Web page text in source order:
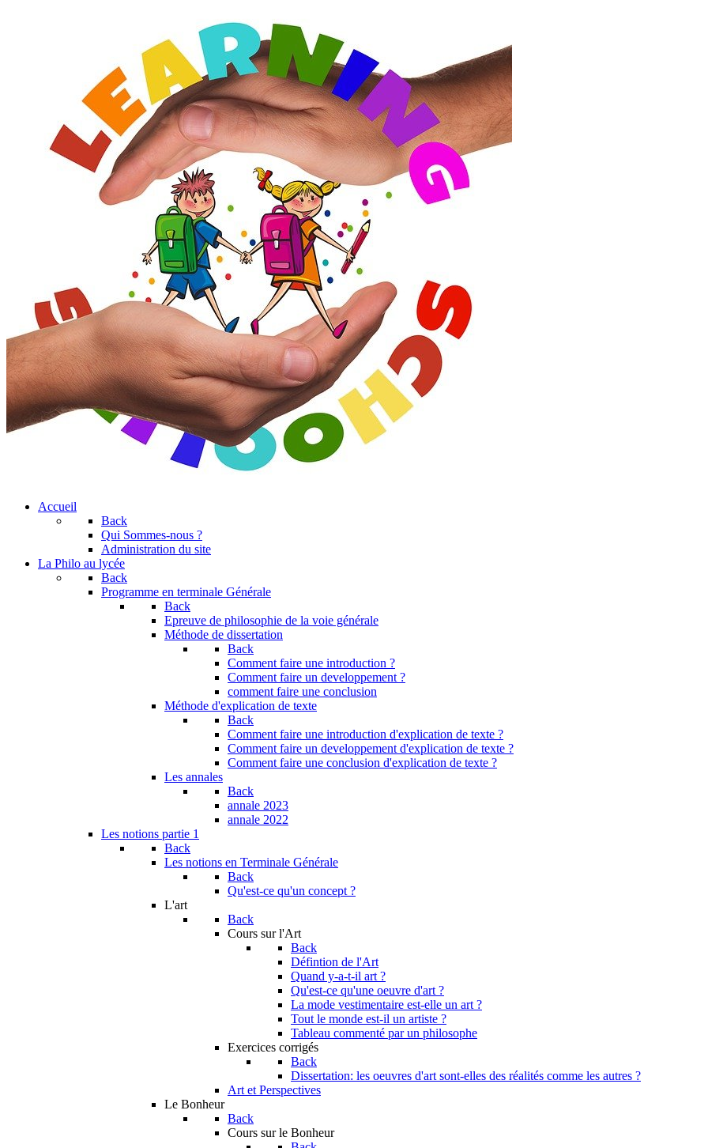
Accueil
Back
Qui Sommes-nous ?
Administration du site
La Philo au lycée
Back
Programme en terminale Générale
Back
Epreuve de philosophie de la voie générale
Méthode de dissertation
Back
Comment faire une introduction ?
Comment faire un developpement ?
comment faire une conclusion
Méthode d'explication de texte
Back
Comment faire une introduction d'explication de texte ?
Comment faire un developpement d'explication de texte ?
Comment faire une conclusion d'explication de texte ?
Les annales
Back
annale 2023
annale 2022
Les notions partie 1
Back
Les notions en Terminale Générale
Back
Qu'est-ce qu'un concept ?
L'art
Back
Cours sur l'Art
Back
Défintion de l'Art
Quand y-a-t-il art ?
Qu'est-ce qu'une oeuvre d'art ?
La mode vestimentaire est-elle un art ?
Tout le monde est-il un artiste ?
Tableau commenté par un philosophe
Exercices corrigés
Back
Dissertation: les oeuvres d'art sont-elles des réalités comme les autres ?
Art et Perspectives
Le Bonheur
Back
Cours sur le Bonheur